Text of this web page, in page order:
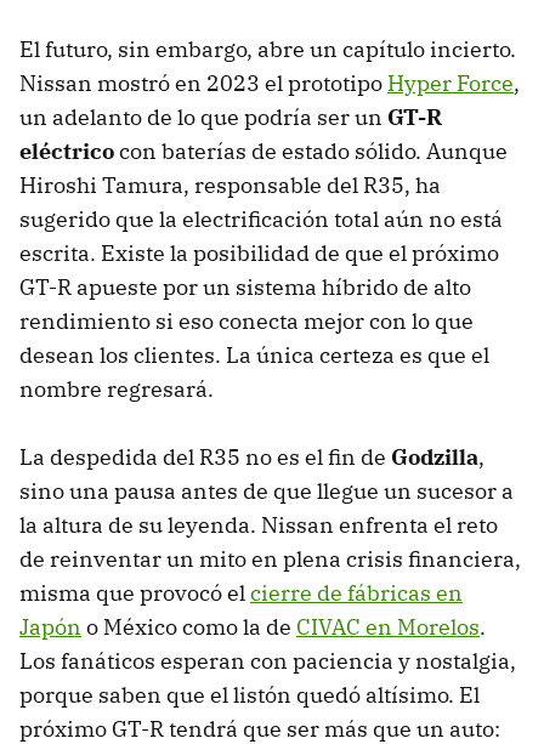
El futuro, sin embargo, abre un capítulo incierto.
Nissan mostró en 2023 el prototipo Hyper Force,
un adelanto de lo que podría ser un GT-R
eléctricocon baterías de estado sólido. Aunque
Hiroshi Tamura, responsable del R35, ha
sugerido que la electrificación total aún no está
escrita. Existe la posibilidad de que el próximo
GT-R apueste por un sistema híbrido de alto
rendimiento si eso conecta mejor con lo que
desean los clientes. La única certeza es que el
nombre regresará.
La despedida del R35 no es el fin de Godzilla,
sino una pausa antes de que llegue un sucesor a
la altura de su leyenda. Nissan enfrenta el reto
de reinventar un mito en plena crisis financiera,
misma que provocó elcierre de fábricas en
Japón o México como la de CIVAC en Morelos.
Los fanáticos esperan con paciencia y nostalgia,
porque saben que el listón quedó altísimo. El
próximo GT-R tendrá que ser más que un auto: